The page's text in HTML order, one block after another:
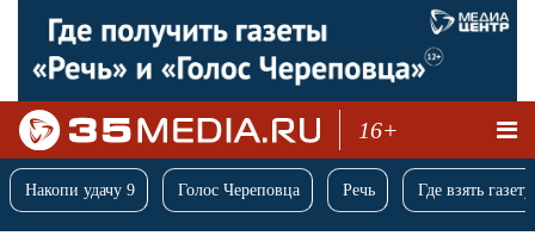
16+
Накопи удачу 9 Голос Череповца Речь Где взять